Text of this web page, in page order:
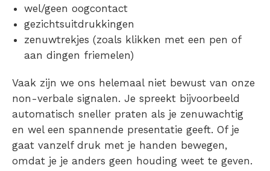
wel/geen oogcontact
gezichtsuitdrukkingen
zenuwtrekjes (zoals klikken met een pen of
aan dingen friemelen)
Vaak zijn we ons helemaal niet bewust van onze
non-verbale signalen. Je spreekt bijvoorbeeld
automatisch sneller praten als je zenuwachtig
en wel een spannende presentatie geeft. Of je
gaat vanzelf druk met je handen bewegen,
omdat je je anders geen houding weet te geven.